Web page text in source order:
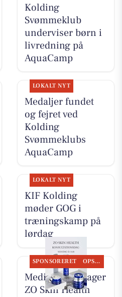
Kolding
Svømmeklub
underviser børn i
livredning på
AquaCamp
LOKALT NYT
Medaljer fundet
og fejret ved
Kolding
Svømmeklubs
AquaCamp
LOKALT NYT
KIF Kolding
møder GOG i
træningskamp på
lørdag
SPONSORERET OPSLAGSTAVLEN
MediSkin gentager
ZO Skin Health